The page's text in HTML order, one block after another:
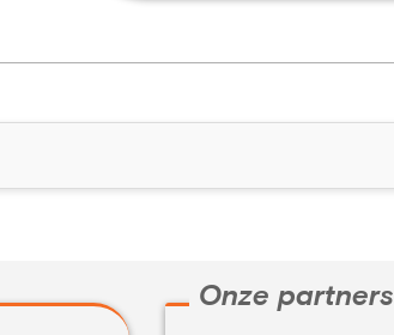
Onze partners